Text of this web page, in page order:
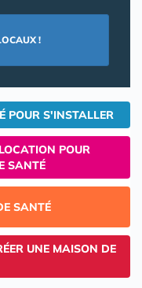
!
POUR S'INSTALLER
POUR
SANTÉ
SANTÉ
UNE MAISON DE